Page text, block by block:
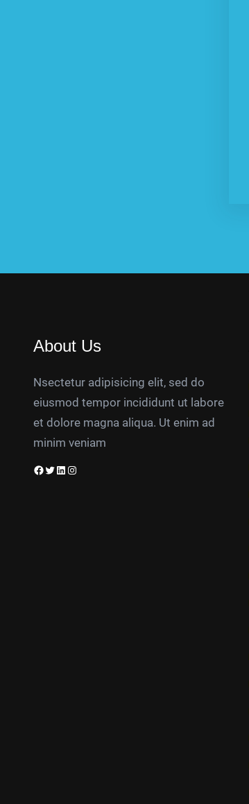
About Us
Nsectetur adipisicing elit, sed do
eiusmod tempor incididunt ut labore
et dolore magna aliqua. Ut enim ad
minim veniam
Facebook Twitter LinkedIn Instagram